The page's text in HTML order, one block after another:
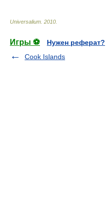
Universalium 2010
Игры ⚽
Нужен реферат?
Cook Islands